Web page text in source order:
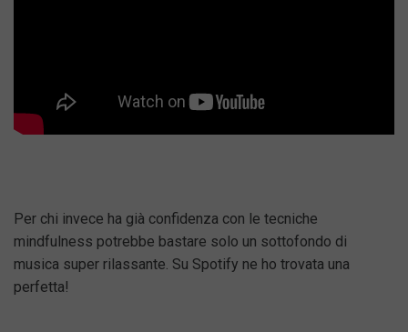
Per chi invece ha già confidenza con le tecniche
mindfulness potrebbe bastare solo un sottofondo di
musica super rilassante. Su Spotify ne ho trovata una
perfetta!